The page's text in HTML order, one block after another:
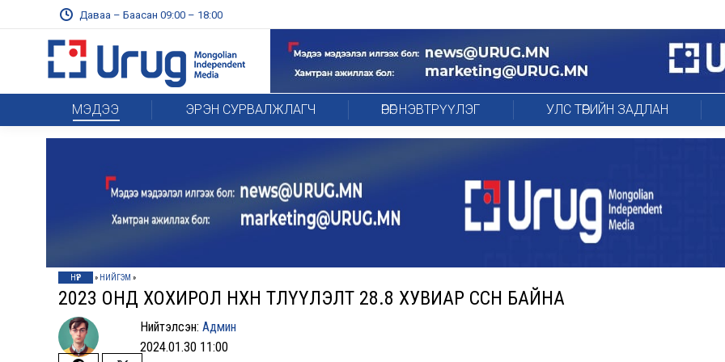
Даваа – Баасан 09:00 – 18:00
МЭДЭЭ ЭРЭН СУРВАЛЖЛАГЧ ӨРӨГ НЭВТРҮҮЛЭГ УЛС ТӨРИЙН ЗАДЛАН
НҮҮР » НИЙГЭМ »
2023 ОНД ХОХИРОЛ НӨХӨН ТӨЛҮҮЛЭЛТ 28.8 ХУВИАР ӨССӨН БАЙНА
Нийтэлсэн:Админ
2024.01.30 11:00